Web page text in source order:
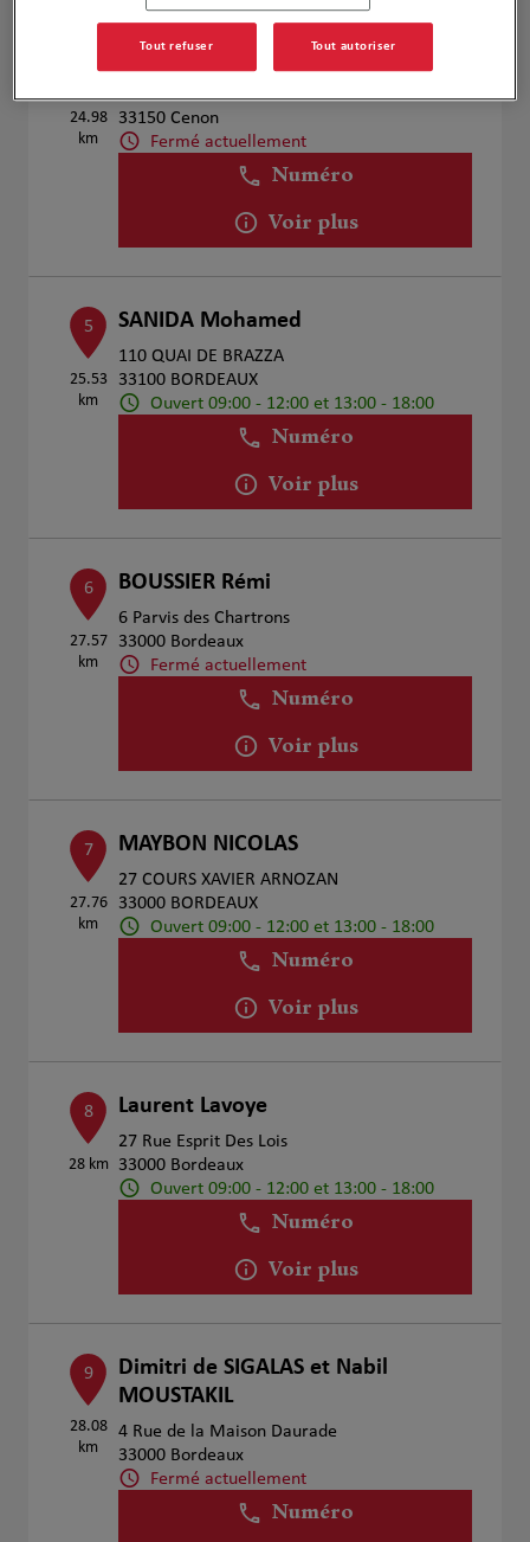
24.98
km
10 Avenue Jean Jaures
33150 Cenon
Fermé actuellement
Numéro
Voir plus
5
25.53
km
SANIDA Mohamed
110 QUAI DE BRAZZA
33100 BORDEAUX
Ouvert 09:00 - 12:00 et 13:00 - 18:00
Numéro
Voir plus
6
27.57
km
BOUSSIER Rémi
6 Parvis des Chartrons
33000 Bordeaux
Fermé actuellement
Numéro
Voir plus
7
27.76
km
MAYBON NICOLAS
27 COURS XAVIER ARNOZAN
33000 BORDEAUX
Ouvert 09:00 - 12:00 et 13:00 - 18:00
Numéro
Voir plus
8
28 km
Laurent Lavoye
27 Rue Esprit Des Lois
33000 Bordeaux
Ouvert 09:00 - 12:00 et 13:00 - 18:00
Numéro
Voir plus
9
28.08
km
Dimitri de SIGALAS et Nabil
MOUSTAKIL
4 Rue de la Maison Daurade
33000 Bordeaux
Fermé actuellement
Numéro
Tout refuser Tout autoriser